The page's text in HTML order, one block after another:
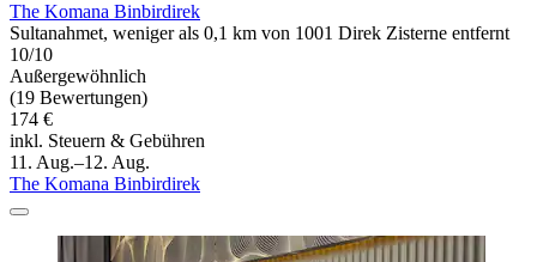
The Komana Binbirdirek
Sultanahmet, weniger als 0,1 km von 1001 Direk Zisterne entfernt
10/10
Außergewöhnlich
(19 Bewertungen)
174 €
inkl. Steuern & Gebühren
11. Aug.–12. Aug.
The Komana Binbirdirek